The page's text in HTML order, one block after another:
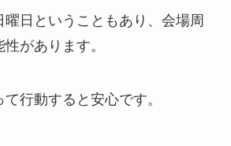
日ということもあり、会場周
があります。
行動すると安心です。